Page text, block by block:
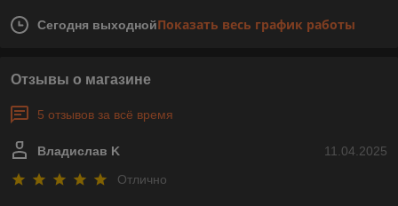
Сегодня выходнойПоказать весь график работы
Отзывы о магазине
5 отзывов за всё время
11.04.2025
Владислав K
Отлично